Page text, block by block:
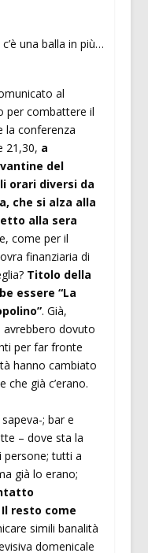
al
per combattere il
la conferenza
21,30, a
del
orari diversi da
che si alza alla
alla sera
come per il
finanziaria di
Titolo della
essere “La
. Già,
avrebbero dovuto
per far fronte
hanno cambiato
già c’erano.
; bar e
– dove sta la
persone; tutti a
già lo erano;
resto come
simili banalità
domenicale